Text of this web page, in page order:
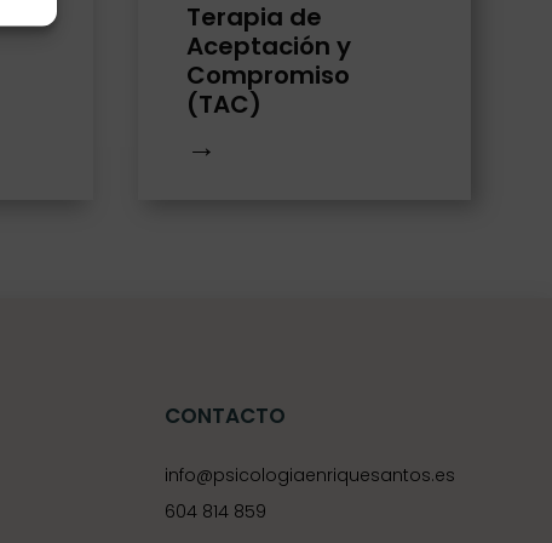
Terapia de
Aceptación y
Compromiso
(TAC)
→
CONTACTO
info@psicologiaenriquesantos.es
604 814 859